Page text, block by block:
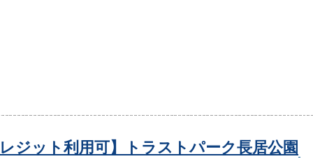
レジット利用可】トラストパーク長居公園